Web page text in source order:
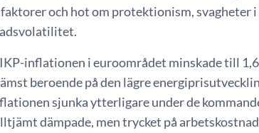
och hot om protektionism, svagheter
inflationen i euroområdet minskade till
beroende på den lägre
sjunka ytterligare under de
dämpade, men trycket på